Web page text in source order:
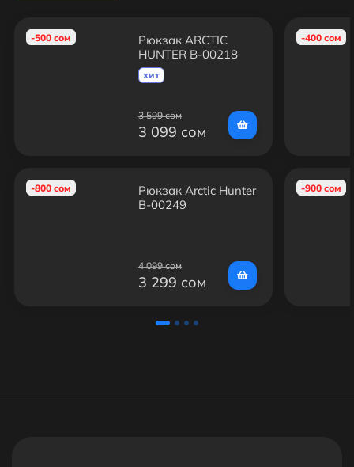
-500 сом
Рюкзак ARCTIC
HUNTER B-00218
Синий
хит
3 599 сом
3 099 сом
-800 сом
Рюкзак Arctic Hunter
B-00249
4 099 сом
3 299 сом
-400 сом
-900 сом